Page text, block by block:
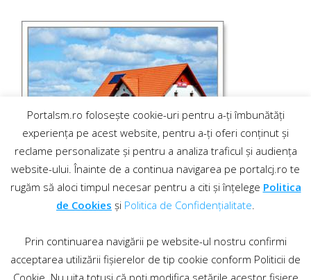
Portalsm.ro folosește cookie-uri pentru a-ți îmbunătăți
experiența pe acest website, pentru a-ți oferi conținut și
reclame personalizate și pentru a analiza traficul și audiența
website-ului. Înainte de a continua navigarea pe portalcj.ro te
rugăm să aloci timpul necesar pentru a citi și înțelege Politica
de Cookies și Politica de Confidențialitate.
Prin continuarea navigării pe website-ul nostru confirmi
acceptarea utilizării fișierelor de tip cookie conform Politicii de